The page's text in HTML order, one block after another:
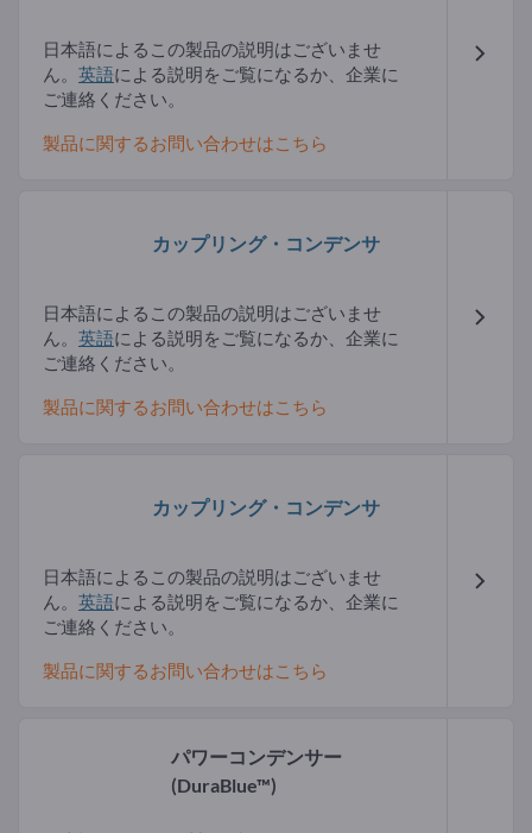
日本語によるこの製品の説明はございませ
ん。 英語による説明をご覧になるか、企業に
ご連絡ください。
製品に関するお問い合わせはこちら
カップリング・コンデンサ
日本語によるこの製品の説明はございませ
ん。 英語による説明をご覧になるか、企業に
ご連絡ください。
製品に関するお問い合わせはこちら
カップリング・コンデンサ
日本語によるこの製品の説明はございませ
ん。 英語による説明をご覧になるか、企業に
ご連絡ください。
製品に関するお問い合わせはこちら
パワーコンデンサー
(DuraBlue™)